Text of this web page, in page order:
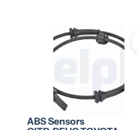
ABS Sensors